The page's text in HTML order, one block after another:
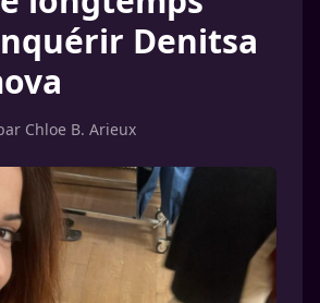
Denitsa
Chloe B. Arieux